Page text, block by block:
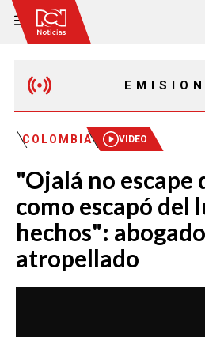
MAÑANA
EMISIÓN
EMISIÓN
EMISIÓN 11:30 PM
COLOMBIA VIDEO
"Ojalá no escape
como escapó del
hechos":
atropellado